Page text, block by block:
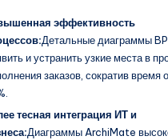
эффективность
Детальные диаграммы
и устранить узкие места в
заказов, сократив время
тесная интеграция ИТ и
Диаграммы ArchiMate